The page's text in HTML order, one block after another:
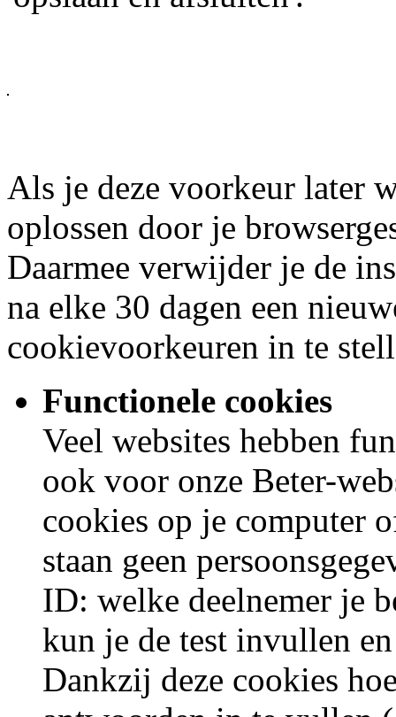
Als je deze voorkeur later
oplossen door je
Daarmee verwijder je de
na elke 30 dagen een
cookievoorkeuren in te
Functionele cookies
Veel websites hebben
ook voor onze Beter-
cookies op je computer
staan geen
ID: welke deelnemer je
kun je de test invullen
Dankzij deze cookies